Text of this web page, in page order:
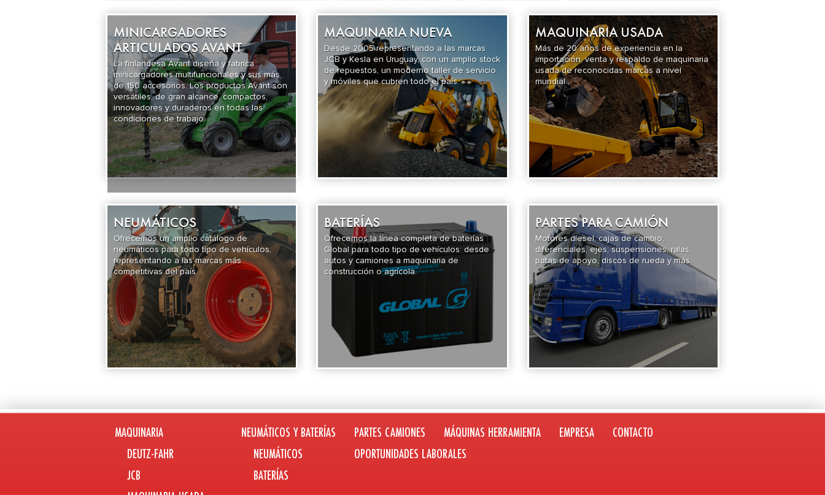
MINICARGADORES
ARTICULADOS AVANT
La finlandesa Avant diseña y fabrica
minicargadores multifuncionales y sus más
de 150 accesorios. Los productos Avant son
versátiles, de gran alcance, compactos,
innovadores y duraderos en todas las
condiciones de trabajo.
MAQUINARIA NUEVA
Desde 2005 representando a las marcas
JCB y Kesla en Uruguay, con un amplio stock
de repuestos, un moderno taller de servicio
y móviles que cubren todo el país.
MAQUINARIA USADA
Más de 20 años de experiencia en la
importación, venta y respaldo de maquinaria
usada de reconocidas marcas a nivel
mundial.
NEUMÁTICOS
Ofrecemos un amplio catálogo de
neumáticos para todo tipo de vehículos,
representando a las marcas más
competitivas del país.
BATERÍAS
Ofrecemos la línea completa de baterías
Global para todo tipo de vehículos: desde
autos y camiones a maquinaria de
construcción o agrícola.
PARTES PARA CAMIÓN
Motores diesel, cajas de cambio,
diferenciales, ejes, suspensiones, ralas,
patas de apoyo, discos de rueda y más.
MAQUINARIA
DEUTZ-FAHR
JCB
NEUMÁTICOS Y BATERÍAS
NEUMÁTICOS
BATERÍAS
PARTES CAMIONES MÁQUINAS HERRAMIENTA EMPRESA
CONTACTO
OPORTUNIDADES LABORALES